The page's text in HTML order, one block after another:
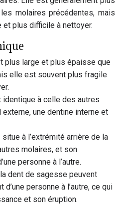
molaires précédentes, mais
plus difficile à nettoyer.
plus large et plus épaisse que
elle est souvent plus fragile
à celle des autres
une dentine interne et
à l’extrémité arrière de la
molaires, et son
personne à l’autre.
dent de sagesse peuvent
personne à l’autre, ce qui
et son éruption.